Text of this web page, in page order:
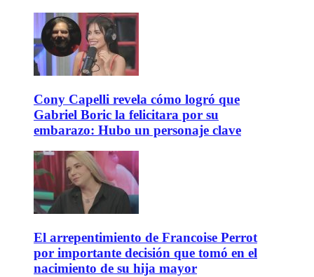
Cony Capelli revela cómo logró que
Gabriel Boric la felicitara por su
embarazo: Hubo un personaje clave
El arrepentimiento de Francoise Perrot
por importante decisión que tomó en el
nacimiento de su hija mayor